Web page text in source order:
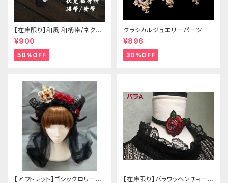
【在庫限り】和風 和柄帯/ネクタ
イ/リボン（狐面/金魚
¥900
50%OFF
クラシカルジュエリーパーツ
¥896
30%OFF
【アウトレット】ゴシックロリータ 【在庫限り】バラワッペンチョーカ